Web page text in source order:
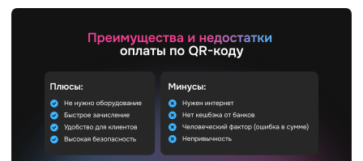
которое в 2025 году подходит
практически любому виду бизнеса.
предпринимателей малого и среднего
бизнеса.